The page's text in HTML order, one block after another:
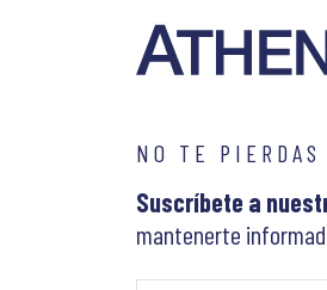
NO TE
Suscríbete a
mantenerte